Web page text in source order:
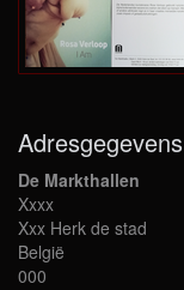
Adresgegevens
De Markthallen
Xxxx
Xxx Herk de stad
België
000